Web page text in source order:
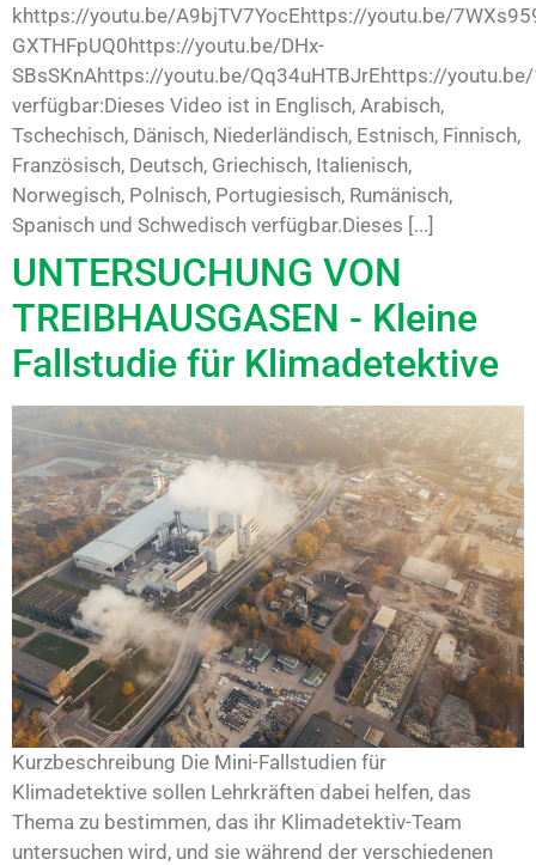
khttps://youtu.be/A9bjTV7YocEhttps://youtu.be/
GXTHFpUQ0https://youtu.be/DHx-
SBsSKnAhttps://youtu.be/Qq34uHTBJrEhttps://
verfügbar:Dieses Video ist in Englisch, Arabisch,
Tschechisch, Dänisch, Niederländisch, Estnisch, Finnisch,
Französisch, Deutsch, Griechisch, Italienisch,
Norwegisch, Polnisch, Portugiesisch, Rumänisch,
Spanisch und Schwedisch verfügbar.Dieses [...]
UNTERSUCHUNG VON
TREIBHAUSGASEN - Kleine
Fallstudie für Klimadetektive
Kurzbeschreibung Die Mini-Fallstudien für
Klimadetektive sollen Lehrkräften dabei helfen, das
Thema zu bestimmen, das ihr Klimadetektiv-Team
untersuchen wird, und sie während der verschiedenen